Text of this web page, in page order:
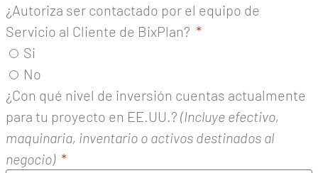
¿Autoriza ser contactado por el equipo de
Servicio al Cliente de BixPlan?
Si
No
¿Con qué nivel de inversión cuentas actualmente
para tu proyecto en EE.UU.? (Incluye efectivo,
maquinaria, inventario o activos destinados al
negocio)